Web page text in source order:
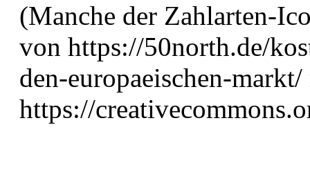
(Manche der Zahlarten-
von https://50north.de/
den-europaeischen-
https://